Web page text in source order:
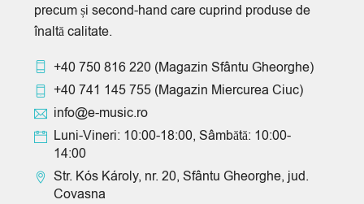
precum și second-hand care cuprind produse de
înaltă calitate.
+40 750 816 220 (Magazin Sfântu Gheorghe)
+40 741 145 755 (Magazin Miercurea Ciuc)
info@e-music.ro
Luni-Vineri: 10:00-18:00, Sâmbătă: 10:00-
14:00
Str. Kós Károly, nr. 20, Sfântu Gheorghe, jud.
Covasna